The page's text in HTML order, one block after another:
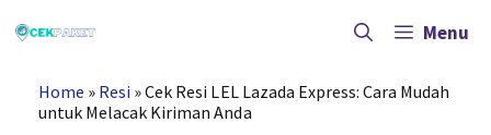
ke
Menu
Home » Resi »Cek Resi LEL Lazada Express: Cara Mudah
untuk Melacak Kiriman Anda